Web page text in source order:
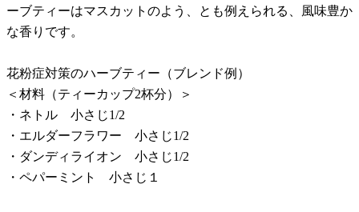
ーブティーはマスカットのよう、とも例えられる、風味豊か
な香りです。
花粉症対策のハーブティー（ブレンド例）
＜材料（ティーカップ2杯分）＞
・ネトル 小さじ1/2
・エルダーフラワー 小さじ1/2
・ダンディライオン 小さじ1/2
・ペパーミント 小さじ１